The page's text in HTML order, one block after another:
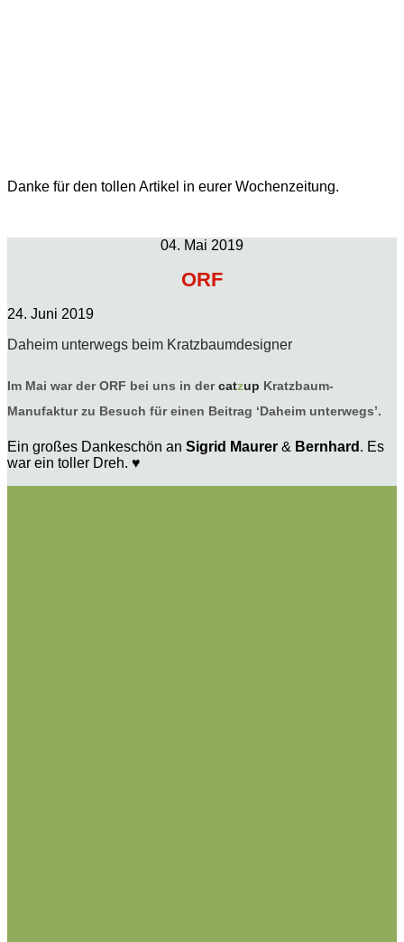
Danke für den tollen Artikel in eurer Wochenzeitung.
04. Mai 2019
ORF
24. Juni 2019
Daheim unterwegs beim Kratzbaumdesigner
Im Mai war der ORF bei uns in dercatzup Kratzbaum-
Manufaktur zu Besuch für einen Beitrag ‘Daheim unterwegs’.
Ein großes Dankeschön an Sigrid Maurer & Bernhard . Es
war ein toller Dreh. ♥